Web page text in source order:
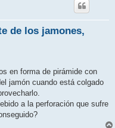
de los jamones,
en forma de pirámide con
jamón cuando está colgado
a la perforación que sufre